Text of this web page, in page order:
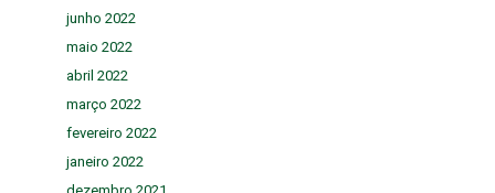
junho 2022
maio 2022
abril 2022
março 2022
fevereiro 2022
janeiro 2022